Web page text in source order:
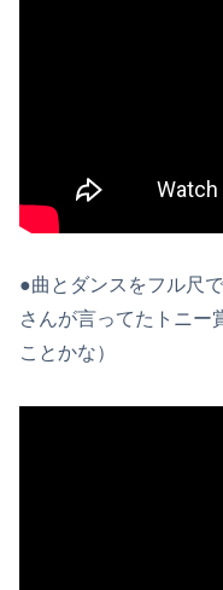
●曲とダンスをフル尺
さんが言ってたトニー
ことかな）